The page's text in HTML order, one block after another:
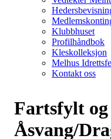
Klubbhuset
Profilhåndbok
Kleskolleksjon
Melhus
Kontakt oss
Fartsfylt
Åsvang/